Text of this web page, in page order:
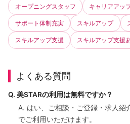
オープニングスタッフ キャリアアッ
サポート体制充実 スキルアップ
スキルアップ支援 スキルアップ支援
よくある質問
Q. 美STARの利用は無料ですか？
A. はい、ご相談・ご登録・求人紹
でご利用いただけます。